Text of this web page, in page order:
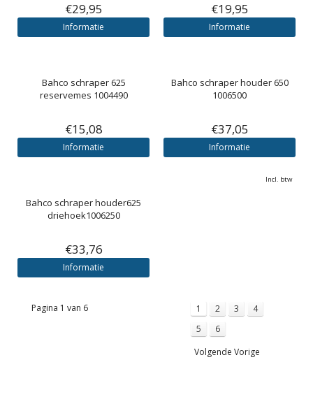
€29,95
Informatie
€19,95
Informatie
Bahco schraper 625
reservemes 1004490
€15,08
Informatie
Bahco schraper houder 650
1006500
€37,05
Informatie
Bahco schraper houder625
driehoek1006250
€33,76
Informatie
Incl. btw
Pagina 1 van 6 1 2 3
4
5
6
Volgende Vorige